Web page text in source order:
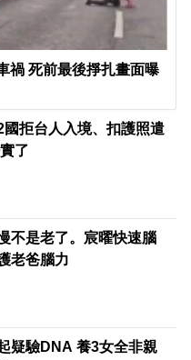
禍 死前最後掙扎畫面曝
國拒台人入境、扣護照遣
了
不是老了。宸曜快速腦
老爸腦力
疑驗DNA 養3女全非親